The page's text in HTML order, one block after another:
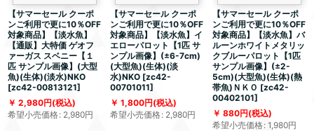
【サマーセール クーポ
ンご利用で更に10％OFF
対象商品】【淡水魚】
【通販】大特価 ゲオフ
ァーガス スベニー【１
匹 サンプル画像】(大型
魚)(生体)(淡水)NKO
[zc42-00813121]
2,980円(税込)
希望小売価格: 2,980円
【サマーセール クーポ
ンご利用で更に10％OFF
対象商品】【淡水魚】イ
エローパロット【1匹 サ
ンプル画像】(±6-7cm)
(大型魚)(生体)(淡
水)NKO [zc42-
00701011]
1,800円(税込)
希望小売価格: 2,980円
【サマーセール クーポ
ンご利用で更に10％OFF
対象商品】【淡水魚】バ
ルーンホワイトメタリッ
クブルーパロット【1匹
サンプル画像】(±2-
5cm)(大型魚)(生体)(熱
帯魚)ＮＫＯ [zc42-
00402101]
880円(税込)
希望小売価格 : 1,980円